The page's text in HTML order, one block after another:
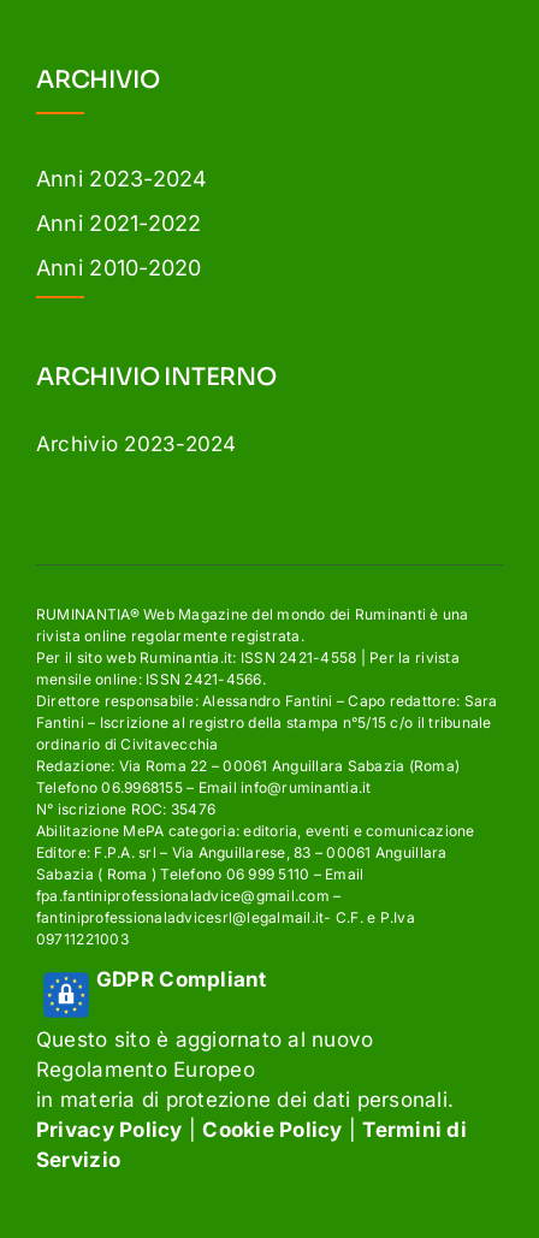
ARCHIVIO
Anni 2023-2024
Anni 2021-2022
Anni 2010-2020
ARCHIVIO INTERNO
Archivio 2023-2024
RUMINANTIA® Web Magazine del mondo dei Ruminanti è una
rivista online regolarmente registrata.
Per il sito web Ruminantia.it: ISSN 2421-4558 | Per la rivista
mensile online: ISSN 2421-4566.
Direttore responsabile: Alessandro Fantini – Capo redattore: Sara
Fantini – Iscrizione al registro della stampa n°5/15 c/o il tribunale
ordinario di Civitavecchia
Redazione: Via Roma 22 – 00061 Anguillara Sabazia (Roma)
Telefono 06.9968155 – Email info@ruminantia.it
N° iscrizione ROC: 35476
Abilitazione MePA categoria: editoria, eventi e comunicazione
Editore: F.P.A. srl – Via Anguillarese, 83 – 00061 Anguillara
Sabazia ( Roma ) Telefono 06 999 5110 – Email
fpa.fantiniprofessionaladvice@gmail.com –
fantiniprofessionaladvicesrl@legalmail.it- C.F. e P.Iva
09711221003
GDPR Compliant
Questo sito è aggiornato al nuovo
Regolamento Europeo
in materia di protezione dei dati personali.
Privacy Policy |Cookie Policy |Termini di
Servizio